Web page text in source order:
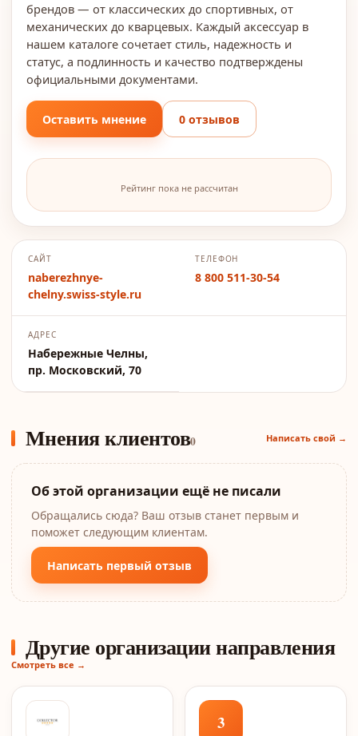
брендов — от классических до спортивных, от
механических до кварцевых. Каждый аксессуар в
нашем каталоге сочетает стиль, надежность и
статус, а подлинность и качество подтверждены
официальными документами.
Оставить мнение 0 отзывов
Рейтинг пока не рассчитан
САЙТ
naberezhnye-
chelny.swiss-style.ru
ТЕЛЕФОН
8 800 511-30-54
АДРЕС
Набережные Челны,
пр. Московский, 70
Мнения клиентов0 Написать свой →
Об этой организации ещё не писали
Обращались сюда? Ваш отзыв станет первым и
поможет следующим клиентам.
Написать первый отзыв
Другие организации направления
Смотреть все →
3